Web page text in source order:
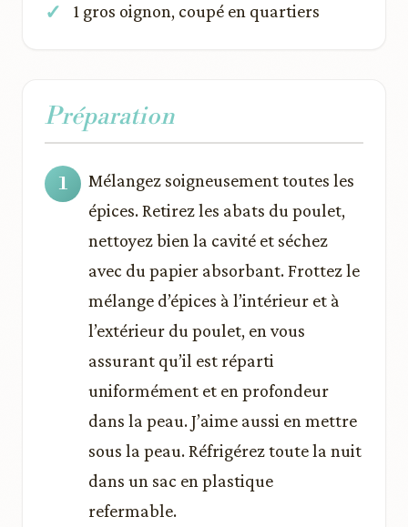
1 gros oignon, coupé en quartiers
Préparation
Mélangez soigneusement toutes les
épices. Retirez les abats du poulet,
nettoyez bien la cavité et séchez
avec du papier absorbant. Frottez le
mélange d’épices à l’intérieur et à
l’extérieur du poulet, en vous
assurant qu’il est réparti
uniformément et en profondeur
dans la peau. J’aime aussi en mettre
sous la peau. Réfrigérez toute la nuit
dans un sac en plastique
refermable.